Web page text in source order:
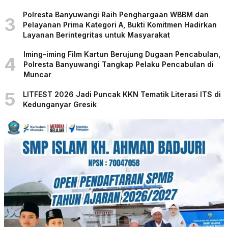
3
Polresta Banyuwangi Raih Penghargaan WBBM dan
Pelayanan Prima Kategori A, Bukti Komitmen Hadirkan
Layanan Berintegritas untuk Masyarakat
4
Iming-iming Film Kartun Berujung Dugaan Pencabulan,
Polresta Banyuwangi Tangkap Pelaku Pencabulan di
Muncar
5
LITFEST 2026 Jadi Puncak KKN Tematik Literasi ITS di
Kedunganyar Gresik